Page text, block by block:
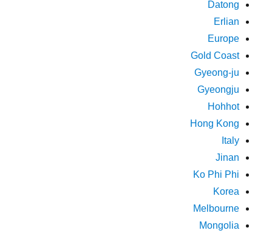
Datong
Erlian
Europe
Gold Coast
Gyeong-ju
Gyeongju
Hohhot
Hong Kong
Italy
Jinan
Ko Phi Phi
Korea
Melbourne
Mongolia